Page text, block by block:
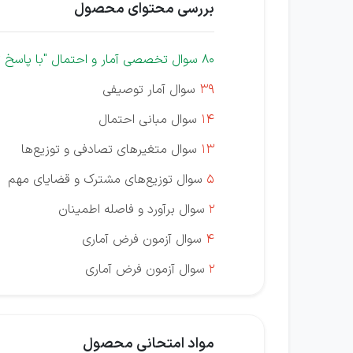
بررسی محتوای محصول
80 سوال تخصصی آمار و احتمال "با
39 سوال آمار توصیفی
14 سوال مبانی احتمال
13 سوال متغیرهای تصادفی و توزیع‌ها
5 سوال توزیع‌های مشترک و قضایای مهم
2 سوال برآورد و فاصله اطمینان
4 سوال آزمون فرض آماری
2 سوال آزمون فرض آماری
مواد امتحانی محصول